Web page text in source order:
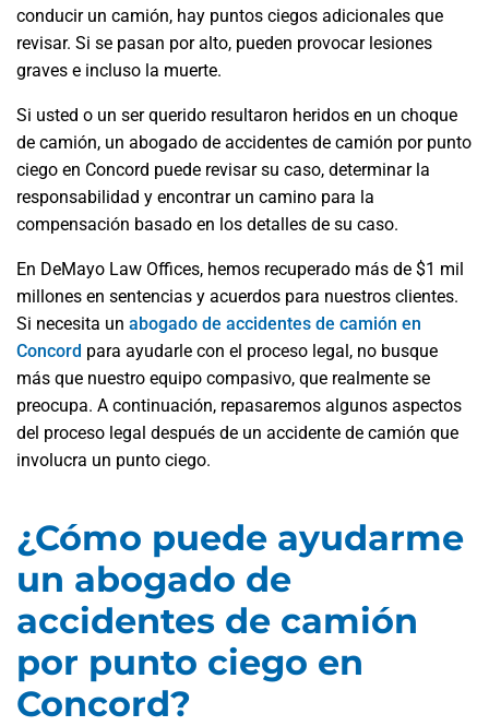
conducir un camión, hay puntos ciegos adicionales que
revisar. Si se pasan por alto, pueden provocar lesiones
graves e incluso la muerte.
Si usted o un ser querido resultaron heridos en un choque
de camión, un abogado de accidentes de camión por punto
ciego en Concord puede revisar su caso, determinar la
responsabilidad y encontrar un camino para la
compensación basado en los detalles de su caso.
En DeMayo Law Offices, hemos recuperado más de $1 mil
millones en sentencias y acuerdos para nuestros clientes.
Si necesita un abogado de accidentes de camión en
Concord para ayudarle con el proceso legal, no busque
más que nuestro equipo compasivo, que realmente se
preocupa. A continuación, repasaremos algunos aspectos
del proceso legal después de un accidente de camión que
involucra un punto ciego.
¿Cómo puede ayudarme
un abogado de
accidentes de camión
por punto ciego en
Concord?